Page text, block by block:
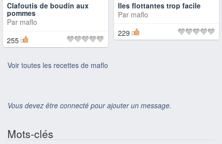
Clafoutis de boudin aux
pommes
Par maflo
255
Iles flottantes trop facile
Par maflo
229
Voir toutes les recettes de maflo
Vous devez être connecté pour ajouter un message.
Mots-clés